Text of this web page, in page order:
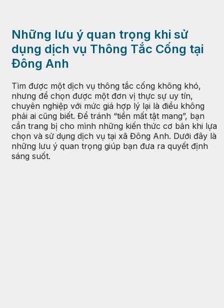
Những lưu ý quan trọng khi sử
dụng dịch vụ Thông Tắc Cống tại
Đông Anh
Tìm được một dịch vụ thông tắc cống không khó,
nhưng để chọn được một đơn vị thực sự uy tín,
chuyên nghiệp với mức giá hợp lý lại là điều không
phải ai cũng biết. Để tránh “tiền mất tật mang”, bạn
cần trang bị cho mình những kiến thức cơ bản khi lựa
chọn và sử dụng dịch vụ tại xã Đông Anh. Dưới đây là
những lưu ý quan trọng giúp bạn đưa ra quyết định
sáng suốt.